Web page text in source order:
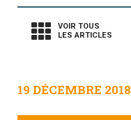
VOIR TOUS
LES ARTICLES
19 DÉCEMBRE 2018